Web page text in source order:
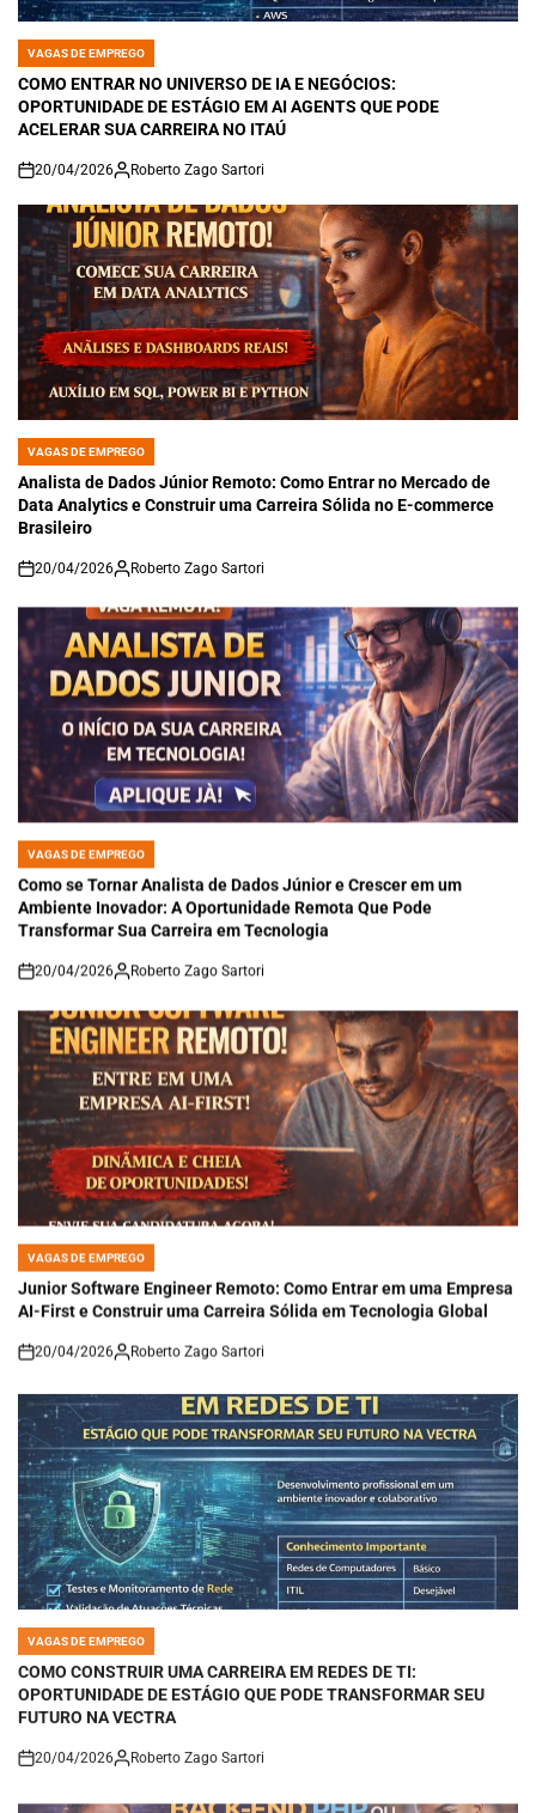
POSTED
IN
VAGAS DE EMPREGO
COMO ENTRAR NO UNIVERSO DE IA E NEGÓCIOS:
OPORTUNIDADE DE ESTÁGIO EM AI AGENTS QUE PODE
ACELERAR SUA CARREIRA NO ITAÚ
on
20/04/2026 Roberto Zago Sartori
POSTED
IN
VAGAS DE EMPREGO
Analista de Dados Júnior Remoto: Como Entrar no Mercado de
Data Analytics e Construir uma Carreira Sólida no E-commerce
Brasileiro
on
20/04/2026 Roberto Zago Sartori
POSTED
VAGAS DE EMPREGO
Como se Tornar Analista de Dados Júnior e Crescer em um
Ambiente Inovador: A Oportunidade Remota Que Pode
Transformar Sua Carreira em Tecnologia
on
20/04/2026 Roberto Zago Sartori
POSTED
IN
VAGAS DE EMPREGO
Junior Software Engineer Remoto: Como Entrar em uma Empresa
AI-First e Construir uma Carreira Sólida em Tecnologia Global
on
20/04/2026 Roberto Zago Sartori
POSTED
COMO CONSTRUIR UMA CARREIRA EM REDES DE TI:
OPORTUNIDADE DE ESTÁGIO QUE PODE TRANSFORMAR SEU
FUTURO NA VECTRA
on